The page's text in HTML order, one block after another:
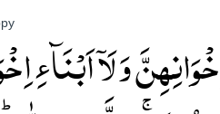
وَ لَاۤ اَبۡنَآءِ